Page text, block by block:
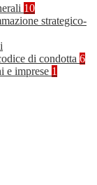
10
strategico-
di condotta 6
e imprese 1